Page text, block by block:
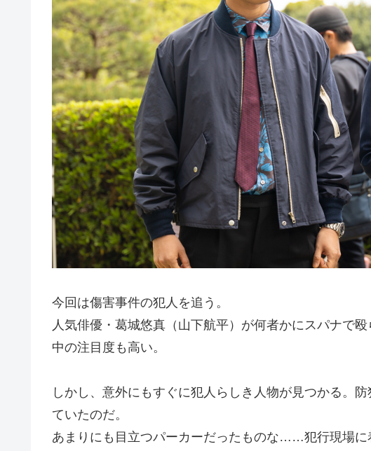
今回は傷害事件の犯人を追う。
人気俳優・葛城悠真（山下航平）が何者かにスパナで
中の注目度も高い。
しかし、意外にもすぐに犯人らしき人物が見つかる。
ていたのだ。
あまりにも目立つパーカーだったものな……犯行現場に